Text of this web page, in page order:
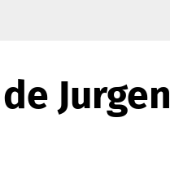
Jurgen